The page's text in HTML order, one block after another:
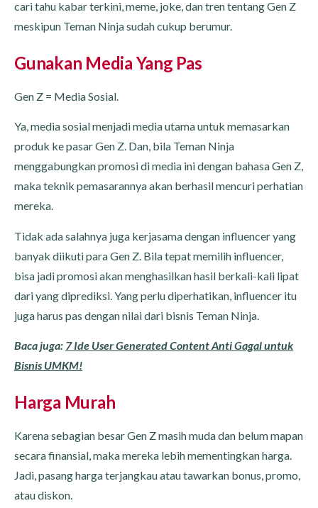
cari tahu kabar terkini, meme, joke, dan tren tentang Gen Z
meskipun Teman Ninja sudah cukup berumur.
Gunakan Media Yang Pas
Gen Z = Media Sosial.
Ya, media sosial menjadi media utama untuk memasarkan
produk ke pasar Gen Z. Dan, bila Teman Ninja
menggabungkan promosi di media ini dengan bahasa Gen Z,
maka teknik pemasarannya akan berhasil mencuri perhatian
mereka.
Tidak ada salahnya juga kerjasama dengan influencer yang
banyak diikuti para Gen Z. Bila tepat memilih influencer,
bisa jadi promosi akan menghasilkan hasil berkali-kali lipat
dari yang diprediksi. Yang perlu diperhatikan, influencer itu
juga harus pas dengan nilai dari bisnis Teman Ninja.
Baca juga: 7 Ide User Generated Content Anti Gagal untuk
Bisnis UMKM!
Harga Murah
Karena sebagian besar Gen Z masih muda dan belum mapan
secara finansial, maka mereka lebih mementingkan harga.
Jadi, pasang harga terjangkau atau tawarkan bonus, promo,
atau diskon.